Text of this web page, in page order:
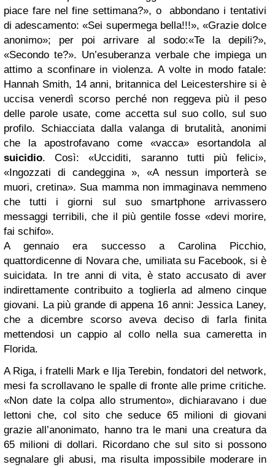
piace fare nel fine settimana?», o abbondano i tentativi
di adescamento: «Sei supermega bella!!!», «Grazie dolce
anonimo»; per poi arrivare al sodo:«Te la depili?»,
«Secondo te?». Un’esuberanza verbale che impiega un
attimo a sconfinare in violenza. A volte in modo fatale:
Hannah Smith, 14 anni, britannica del Leicestershire si è
uccisa venerdì scorso perché non reggeva più il peso
delle parole usate, come accetta sul suo collo, sul suo
profilo. Schiacciata dalla valanga di brutalità, anonimi
che la apostrofavano come «vacca» esortandola al
suicidio. Così: «Ucciditi, saranno tutti più felici»,
«Ingozzati di candeggina », «A nessun importerà se
muori, cretina». Sua mamma non immaginava nemmeno
che tutti i giorni sul suo smartphone arrivassero
messaggi terribili, che il più gentile fosse «devi morire,
fai schifo».
A gennaio era successo a Carolina Picchio,
quattordicenne di Novara che, umiliata su Facebook, si è
suicidata. In tre anni di vita, è stato accusato di aver
indirettamente contribuito a toglierla ad almeno cinque
giovani. La più grande di appena 16 anni: Jessica Laney,
che a dicembre scorso aveva deciso di farla finita
mettendosi un cappio al collo nella sua cameretta in
Florida.
A Riga, i fratelli Mark e Ilja Terebin, fondatori del network,
mesi fa scrollavano le spalle di fronte alle prime critiche.
«Non date la colpa allo strumento», dichiaravano i due
lettoni che, col sito che seduce 65 milioni di giovani
grazie all’anonimato, hanno tra le mani una creatura da
65 milioni di dollari. Ricordano che sul sito si possono
segnalare gli abusi, ma risulta impossibile moderare in